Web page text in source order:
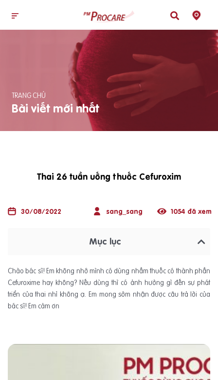
TRANG CHỦ
Bài viết mới nhất
Thai 26 tuần uống thuốc Cefuroxim
30/08/2022 sang_sang 1054 đã xem
Mục lục
Chào bác sĩ! Em không nhớ mình có dùng nhầm thuốc có thành phần
Cefuroxime hay không? Nếu dùng thì có ảnh hưởng gì đến sự phát
triển của thai nhỉ không ạ. Em mong sớm nhận được câu trả lời của
bác sĩ! Em cảm ơn